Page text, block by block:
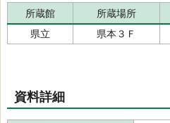
所蔵館 所蔵場所
県立
県本３Ｆ
資料詳細